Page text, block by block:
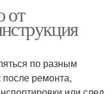
от
по разным
после ремонта,